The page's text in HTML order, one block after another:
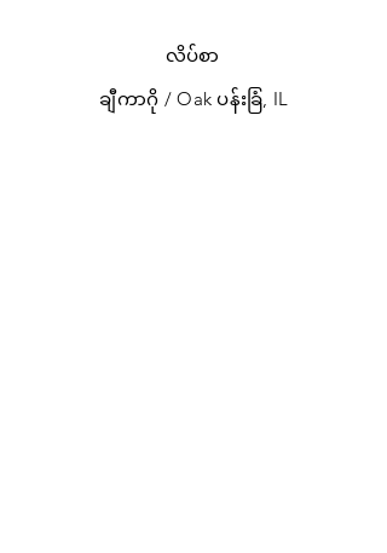
လိပ်စာ
ချီကာဂို / Oak ပန်းခြံ, IL